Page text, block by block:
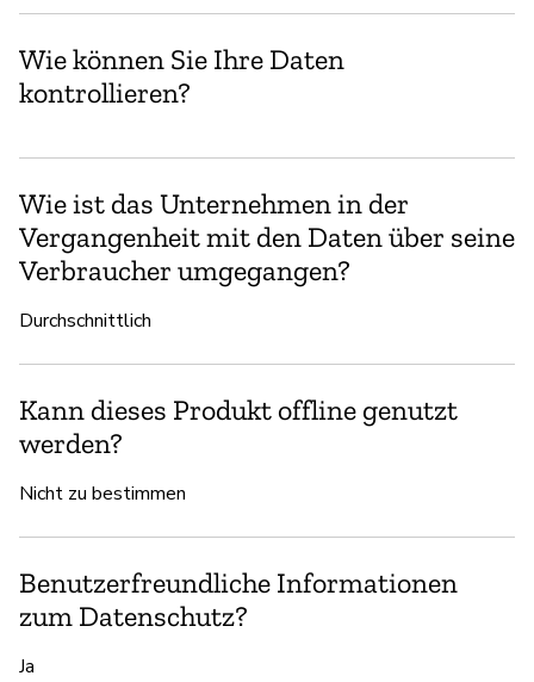
Wie können Sie Ihre Daten
kontrollieren?
Wie ist das Unternehmen in der
Vergangenheit mit den Daten über seine
Verbraucher umgegangen?
Durchschnittlich
Kann dieses Produkt offline genutzt
werden?
Nicht zu bestimmen
Benutzerfreundliche Informationen
zum Datenschutz?
Ja